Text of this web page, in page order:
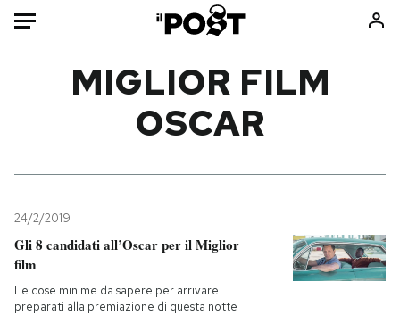
Mondo
Tecnologia
Internet
Cultura
Libri
Ok Boomer!
Europa
MIGLIOR FILM
OSCAR
24/2/2019
Gli 8 candidati all’Oscar per il Miglior
film
Le cose minime da sapere per arrivare
preparati alla premiazione di questa notte